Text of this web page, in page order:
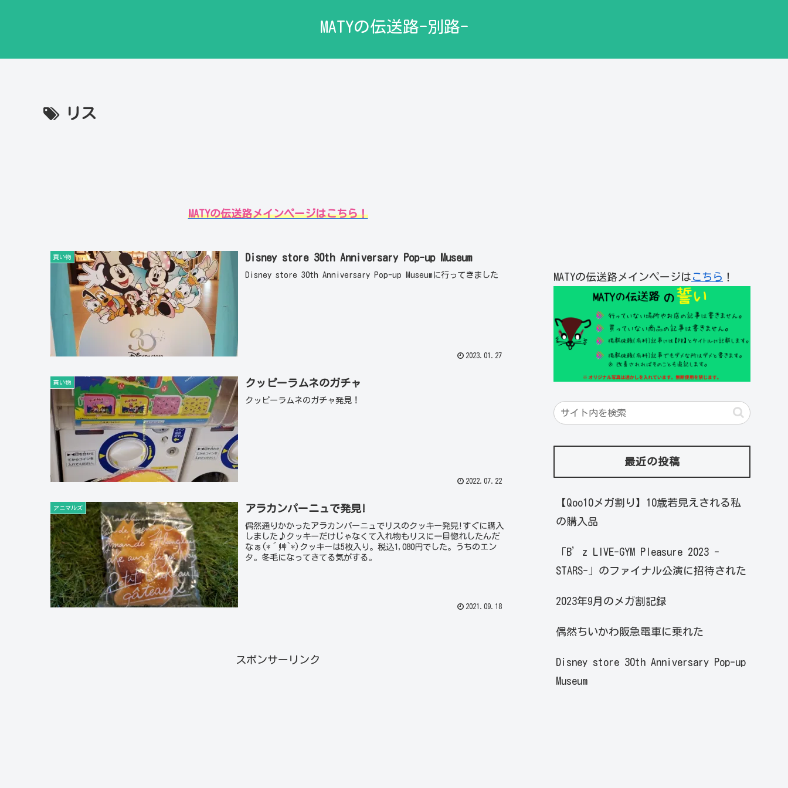
MATYの伝送路-別路-
リス
MATYの伝送路メインページはこちら！
買い物 Disney store 30th Anniversary Pop-up Museum
Disney store 30th Anniversary Pop-up Museumに行ってきました
2023.01.27
買い物 クッピーラムネのガチャ
クッピーラムネのガチャ発見！
2022.07.22
アニマルズ アラカンパーニュで発見!
偶然通りかかったアラカンパーニュでリスのクッキー発見!すぐに購入
しました♪クッキーだけじゃなくて入れ物もリスに一目惚れしたんだ
なぁ(*´艸`*)クッキーは5枚入り。税込1,080円でした。うちのエン
タ。冬毛になってきてる気がする。
2021.09.18
スポンサーリンク
MATYの伝送路メインページは こちら ！
最近の投稿
【Qoo10メガ割り】10歳若見えされる私
の購入品
「B’z LIVE-GYM Pleasure 2023 -
STARS-」のファイナル公演に招待された
2023年9月のメガ割記録
偶然ちいかわ阪急電車に乗れた
Disney store 30th Anniversary Pop-up
Museum